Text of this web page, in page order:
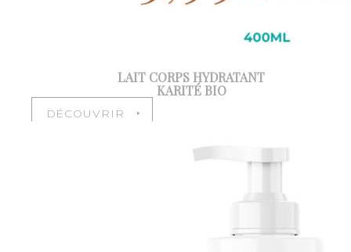
LAIT CORPS HYDRATANT
KARITÉ BIO
DÉCOUVRIR ‣